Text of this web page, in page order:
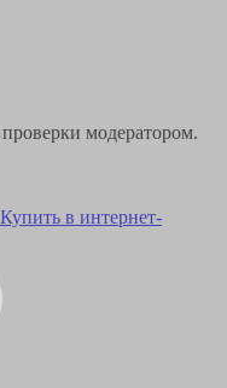
модератором.